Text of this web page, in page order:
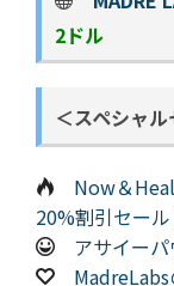
2ドル
＜スペシャ
Now＆
20%割引セール
アサイー